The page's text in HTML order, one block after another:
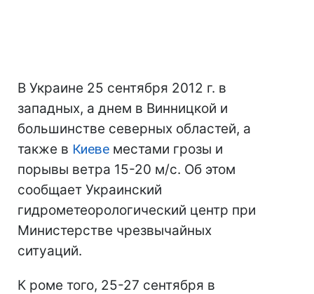
В Украине 25 сентября 2012 г. в
западных, а днем в Винницкой и
большинстве северных областей, а
также в Киеве местами грозы и
порывы ветра 15-20 м/с. Об этом
сообщает Украинский
гидрометеорологический центр при
Министерстве чрезвычайных
ситуаций.
К роме того, 25-27 сентября в